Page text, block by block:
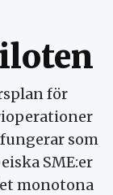
för
som
SME:er
monotona